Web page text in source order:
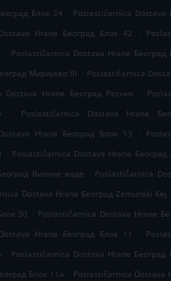
Блок 24 . Poslastičarnica Dostava
Hrane Београд Блок 42
.
. Poslastičarnica Dostava Hrane Београд
Миријево III . Poslastičarnica
Dostava Hrane Београд Ресник .
. Poslastičarnica Dostava Hrane
Hrane Београд Блок 13
.
. Poslastičarnica Dostava Hrane Београд
Вилине воде . Poslastičarnica
Dostava Hrane Београд Zemunski Kej
30 . Poslastičarnica Dostava Hrane
Hrane Београд Блок 11
.
. Poslastičarnica Dostava Hrane Београд
Блок 11а . Poslastičarnica Dostava